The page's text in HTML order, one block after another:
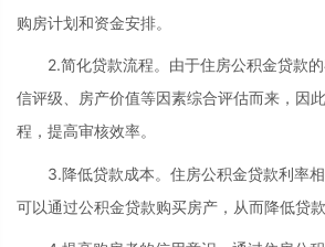
购房计划和资金安排。
2.简化贷款流程。由于住房公积金贷款的
信评级、房产价值等因素综合评估而来，因
程，提高审核效率。
3.降低贷款成本。住房公积金贷款利率相
可以通过公积金贷款购买房产，从而降低贷款